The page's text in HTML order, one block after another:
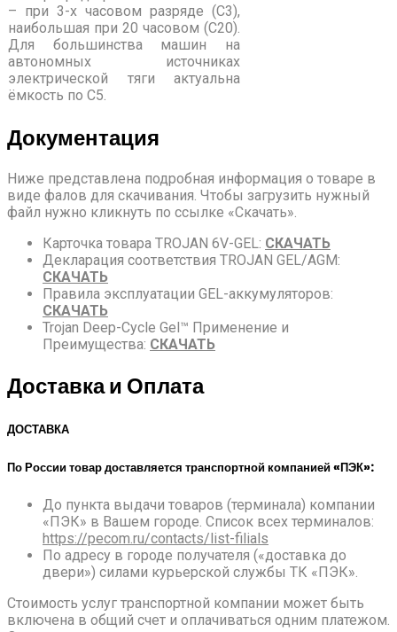
– при 3-х часовом разряде (С3),
наибольшая при 20 часовом (С20).
Для большинства машин на
автономных источниках
электрической тяги актуальна
ёмкость по С5.
Документация
Ниже представлена подробная информация о товаре в
виде фалов для скачивания. Чтобы загрузить нужный
файл нужно кликнуть по ссылке «Скачать».
Карточка товара TROJAN 6V-GEL: СКАЧАТЬ
Декларация соответствия TROJAN GEL/AGM:
СКАЧАТЬ
Правила эксплуатации GEL-аккумуляторов:
СКАЧАТЬ
Trojan Deep-Cycle Gel™ Применение и
Преимущества: СКАЧАТЬ
Доставка и Оплата
ДОСТАВКА
По России товар доставляется транспортной компанией «ПЭК»:
До пункта выдачи товаров (терминала) компании
«ПЭК» в Вашем городе. Список всех терминалов:
https://pecom.ru/contacts/list-filials
По адресу в городе получателя («доставка до
двери») силами курьерской службы ТК «ПЭК».
Стоимость услуг транспортной компании может быть
включена в общий счет и оплачиваться одним платежом.